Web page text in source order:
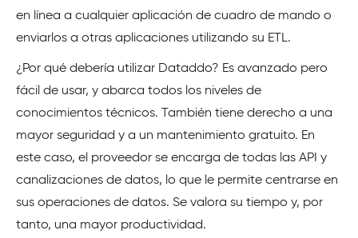
en línea a cualquier aplicación de cuadro de mando o
enviarlos a otras aplicaciones utilizando su ETL.
¿Por qué debería utilizar Dataddo? Es avanzado pero
fácil de usar, y abarca todos los niveles de
conocimientos técnicos. También tiene derecho a una
mayor seguridad y a un mantenimiento gratuito. En
este caso, el proveedor se encarga de todas las API y
canalizaciones de datos, lo que le permite centrarse en
sus operaciones de datos. Se valora su tiempo y, por
tanto, una mayor productividad.